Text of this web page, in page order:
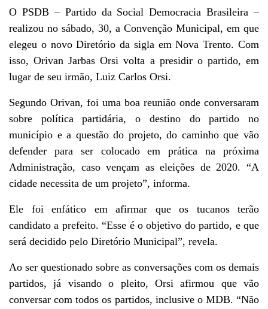
O PSDB – Partido da Social Democracia Brasileira –
realizou no sábado, 30, a Convenção Municipal, em que
elegeu o novo Diretório da sigla em Nova Trento. Com
isso, Orivan Jarbas Orsi volta a presidir o partido, em
lugar de seu irmão, Luiz Carlos Orsi.
Segundo Orivan, foi uma boa reunião onde conversaram
sobre política partidária, o destino do partido no
município e a questão do projeto, do caminho que vão
defender para ser colocado em prática na próxima
Administração, caso vençam as eleições de 2020. “A
cidade necessita de um projeto”, informa.
Ele foi enfático em afirmar que os tucanos terão
candidato a prefeito. “Esse é o objetivo do partido, e que
será decidido pelo Diretório Municipal”, revela.
Ao ser questionado sobre as conversações com os demais
partidos, já visando o pleito, Orsi afirmou que vão
conversar com todos os partidos, inclusive o MDB. “Não